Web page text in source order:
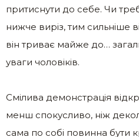
притиснути до себе. Чи
нижче виріз, тим сильніше
він триває майже до…
уваги чоловіків.
Смілива демонстрація
менш спокусливо, ніж
сама по собі повинна бути